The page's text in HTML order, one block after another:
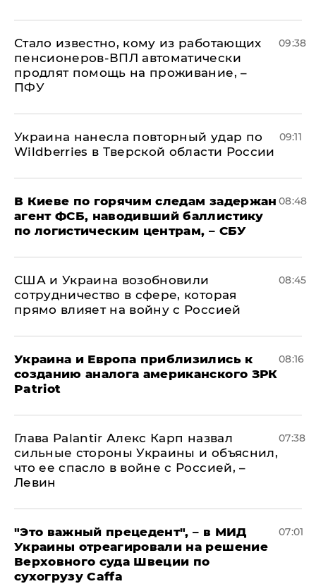
Стало известно, кому из работающих
пенсионеров-ВПЛ автоматически
продлят помощь на проживание, –
ПФУ
09:38
Украина нанесла повторный удар по
Wildberries в Тверской области России
09:11
В Киеве по горячим следам задержан
агент ФСБ, наводивший баллистику
по логистическим центрам, – СБУ
08:48
США и Украина возобновили
сотрудничество в сфере, которая
прямо влияет на войну с Россией
08:45
Украина и Европа приблизились к
созданию аналога американского ЗРК
Patriot
08:16
Глава Palantir Алекс Карп назвал
сильные стороны Украины и объяснил,
что ее спасло в войне с Россией, –
Левин
07:38
"Это важный прецедент", – в МИД
Украины отреагировали на решение
Верховного суда Швеции по
сухогрузу Caffa
07:01